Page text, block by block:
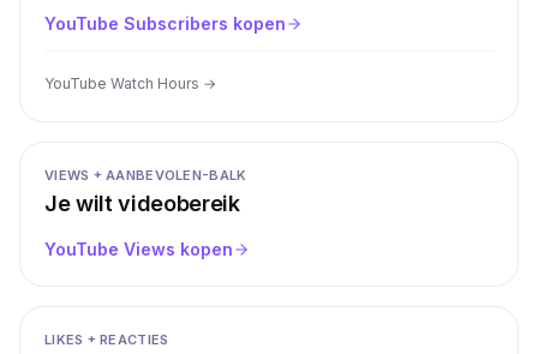
YouTube Subscribers kopen
YouTube Watch Hours →
VIEWS + AANBEVOLEN-BALK
Je wilt videobereik
YouTube Views kopen
LIKES + REACTIES